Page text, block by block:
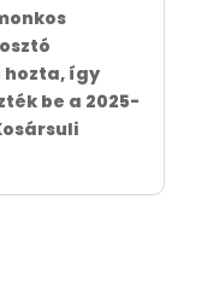
hozta, így
be a 2025-